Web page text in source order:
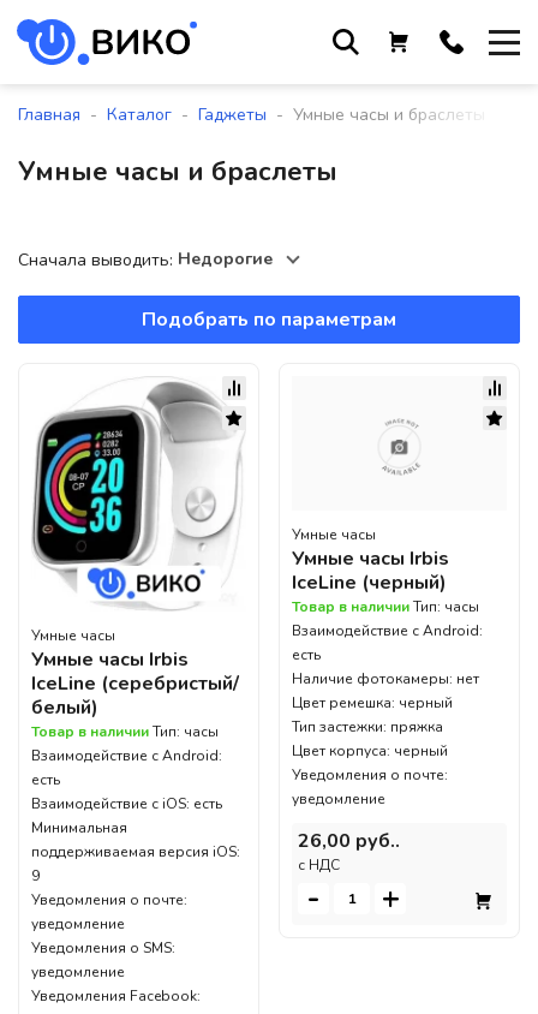
с понедельника по пятницу
+375 29 861 18 28
По всем вопросам
sales@viko-t.by
Оплата и доставка
Контакты
220118, г. Минск, ул. Крупской, д.
17, пом. 38, оф. №1
Главная - Каталог - Гаджеты - Умные часы и браслеты
Умные часы и браслеты
Сначала выводить: Недорогие
Подобрать по параметрам
Умные часы
Умные часы Irbis
IceLine (серебристый/
белый)
Товар в наличииТип: часы
Взаимодействие с Android:
есть
Взаимодействие с iOS: есть
Минимальная
поддерживаемая версия iOS:
9
Уведомления о почте:
уведомление
Уведомления о SMS:
уведомление
Уведомления Facebook:
Умные часы
Умные часы Irbis
IceLine (черный)
Товар в наличииТип: часы
Взаимодействие с Android:
есть
Наличие фотокамеры: нет
Цвет ремешка: черный
Тип застежки: пряжка
Цвет корпуса: черный
Уведомления о почте:
уведомление
26,00 руб..
c НДС
- +